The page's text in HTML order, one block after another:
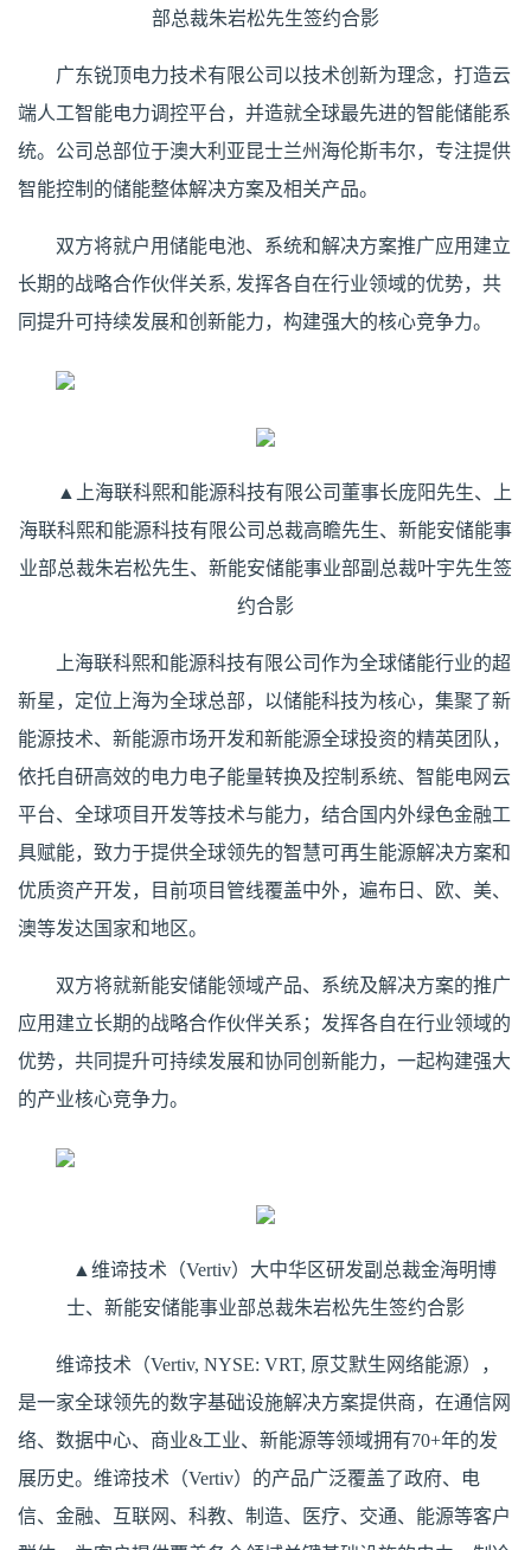
部总裁朱岩松先生签约合影
广东锐顶电力技术有限公司以技术创新为理念，打造云
端人工智能电力调控平台，并造就全球最先进的智能储能系
统。公司总部位于澳大利亚昆士兰州海伦斯韦尔，专注提供
智能控制的储能整体解决方案及相关产品。
双方将就户用储能电池、系统和解决方案推广应用建立
长期的战略合作伙伴关系, 发挥各自在行业领域的优势，共
同提升可持续发展和创新能力，构建强大的核心竞争力。
▲上海联科熙和能源科技有限公司董事长庞阳先生、上
海联科熙和能源科技有限公司总裁高瞻先生、新能安储能事
业部总裁朱岩松先生、新能安储能事业部副总裁叶宇先生签
约合影
上海联科熙和能源科技有限公司作为全球储能行业的超
新星，定位上海为全球总部，以储能科技为核心，集聚了新
能源技术、新能源市场开发和新能源全球投资的精英团队，
依托自研高效的电力电子能量转换及控制系统、智能电网云
平台、全球项目开发等技术与能力，结合国内外绿色金融工
具赋能，致力于提供全球领先的智慧可再生能源解决方案和
优质资产开发，目前项目管线覆盖中外，遍布日、欧、美、
澳等发达国家和地区。
双方将就新能安储能领域产品、系统及解决方案的推广
应用建立长期的战略合作伙伴关系；发挥各自在行业领域的
优势，共同提升可持续发展和协同创新能力，一起构建强大
的产业核心竞争力。
▲维谛技术（Vertiv）大中华区研发副总裁金海明博
士、新能安储能事业部总裁朱岩松先生签约合影
维谛技术（Vertiv, NYSE: VRT, 原艾默生网络能源），
是一家全球领先的数字基础设施解决方案提供商，在通信网
络、数据中心、商业&工业、新能源等领域拥有70+年的发
展历史。维谛技术（Vertiv）的产品广泛覆盖了政府、电
信、金融、互联网、科教、制造、医疗、交通、能源等客户